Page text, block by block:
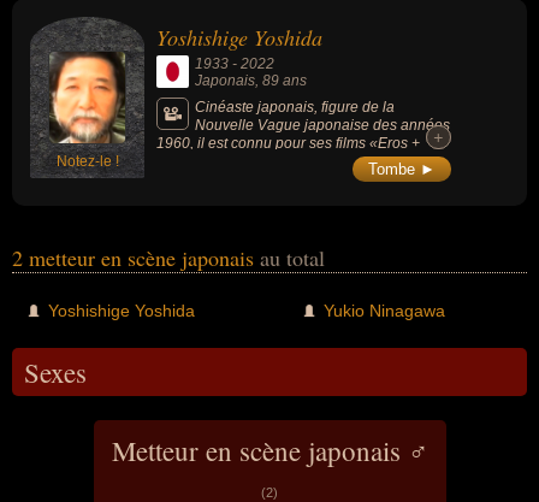
Notez-le !
Yoshishige Yoshida
1933 - 2022
Japonais , 89 ans
Cinéaste japonais, figure de la
Nouvelle Vague japonaise des années
1960, il est connu pour ses films «Eros +
Massacre» (1969, drame), «La Source
thermale d'Akitsu» (1962, drame) ou
+
+
Tombe ►
2 metteur en scène japonais au total
Yoshishige Yoshida Yukio Ninagawa
Sexes
Metteur en scène japonais ♂
(2)